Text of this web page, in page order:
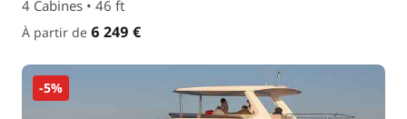
4 Cabines • 46 ft
À partir de 6 249 €
-5%